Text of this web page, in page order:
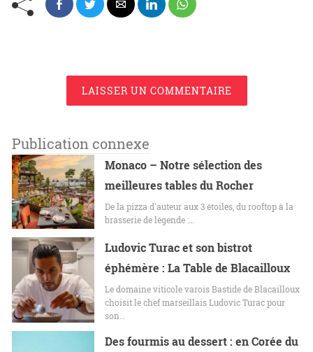
LAISSER UN COMMENTAIRE
Publication connexe
Monaco – Notre sélection des
meilleures tables du Rocher
De la pizza d'auteur aux 3 étoiles, du rooftop à la
brasserie de légende :…
Ludovic Turac et son bistrot
éphémère : La Table de Blacailloux
Le domaine viticole varois Bastide de Blacailloux
choisit le chef marseillais Ludovic Turac pour
son…
Des fourmis au dessert : en Corée du